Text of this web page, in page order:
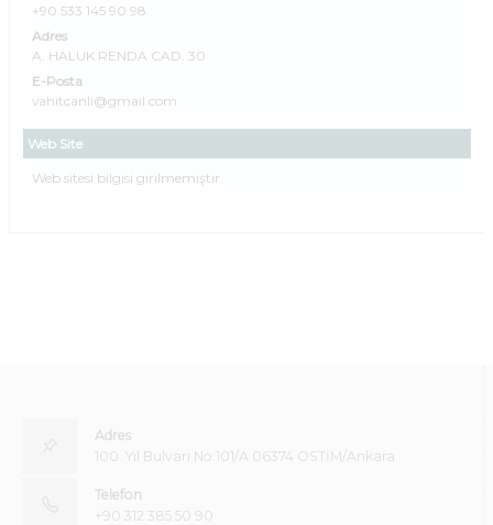
+90 533 145 90 98
Adres
A. HALUK RENDA CAD. 30
E-Posta
vahitcanli@gmail.com
Web Site
Web sitesi bilgisi girilmemiştir.
Adres
100. Yıl Bulvarı No:101/A 06374 OSTİM/Ankara
Telefon
+90 312 385 50 90